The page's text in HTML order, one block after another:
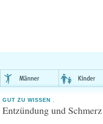
GUT ZU WISSEN ,
Entzündung und